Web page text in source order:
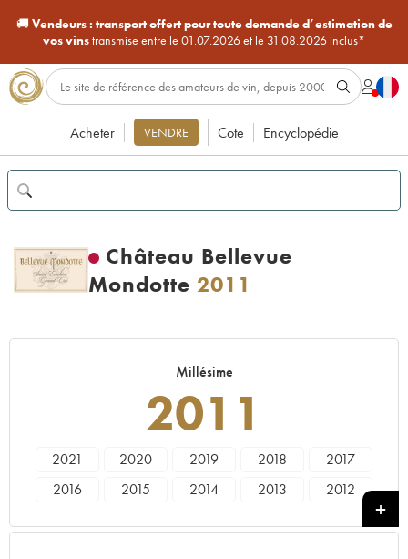
🚚Vendeurs : transport offert pour toute demande d’estimation de
vos vinstransmise entre le 01.07.2026 et le 31.08.2026 inclus*
Acheter VENDRE Cote Encyclopédie
Château Bellevue
Mondotte 2011
Millésime
2011
2021 2020 2019 2018
2017
2016
2015 2014 2013
2012